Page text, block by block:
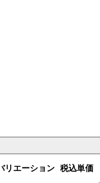
リエーション 税込単価